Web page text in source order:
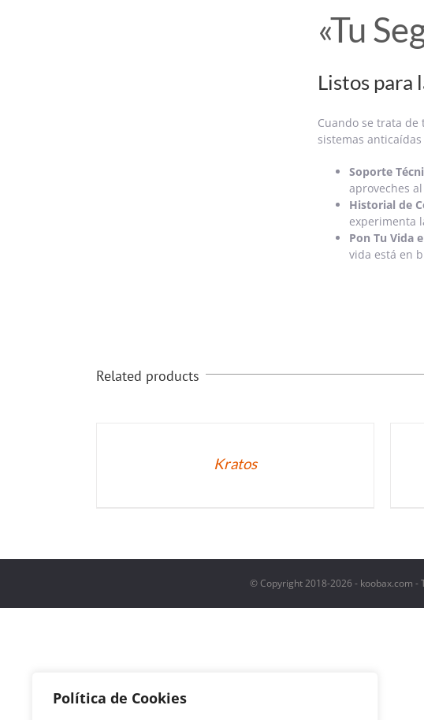
Política de Cookies
«Tu
Listos para
Cuando se trata
sistemas
Soporte
aproveches
Historial de
experimenta
Pon Tu Vida
vida está en
Related products
Kratos
© Copyright 2018-2026 - koobax.com -